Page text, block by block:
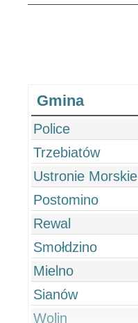
Gmina
Police
Trzebiatów
Ustronie Morskie
Postomino
Rewal
Smołdzino
Mielno
Sianów
Wolin